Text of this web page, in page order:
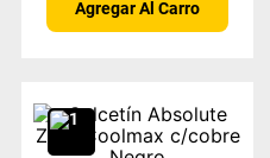
Agregar Al Carro